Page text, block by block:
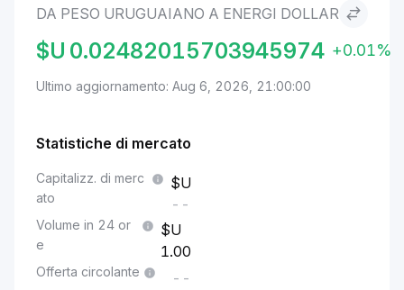
DA PESO URUGUAIANO A ENERGI DOLLAR
$U 0.02482015703945974 +0.01%
Ultimo aggiornamento: Aug 6, 2026, 21:00:00
Statistiche di mercato
Capitalizz. di merc
ato
--
Volume in 24 or
e
1.00
Offerta circolante --